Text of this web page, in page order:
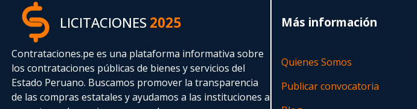
LICITACIONES2025
Contrataciones.pe es una plataforma informativa sobre
los contrataciones públicas de bienes y servicios del
Estado Peruano. Buscamos promover la transparencia
de las compras estatalesy ayudamos a las instituciones a
Más información
Quienes Somos
Publicar convocatoria